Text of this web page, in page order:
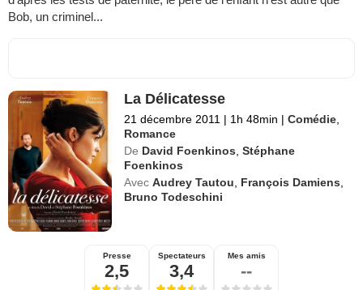
Bob, un criminel...
La Délicatesse
21 décembre 2011 | 1h 48min | Comédie
Romance
De David Foenkinos ,Stéphane
Foenkinos
Avec Audrey Tautou François Damiens
Bruno Todeschini
Presse
2,5
Spectateurs
3,4
Mes amis
--